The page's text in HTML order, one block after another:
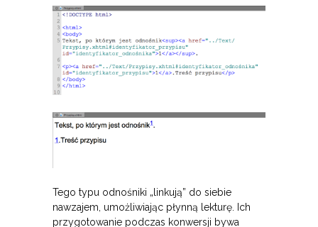
Tego typu odnośniki „linkują” do siebie
nawzajem, umożliwiając płynną lekturę. Ich
przygotowanie podczas konwersji bywa